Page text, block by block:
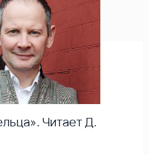
Читает Д.